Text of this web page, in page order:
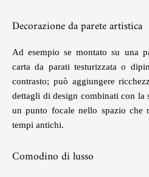
Decorazione da parete artistica
Ad esempio se montato su una
carta da parati testurizzata o
contrasto; può aggiungere
dettagli di design combinati con la
un punto focale nello spazio che
tempi antichi.
Comodino di lusso